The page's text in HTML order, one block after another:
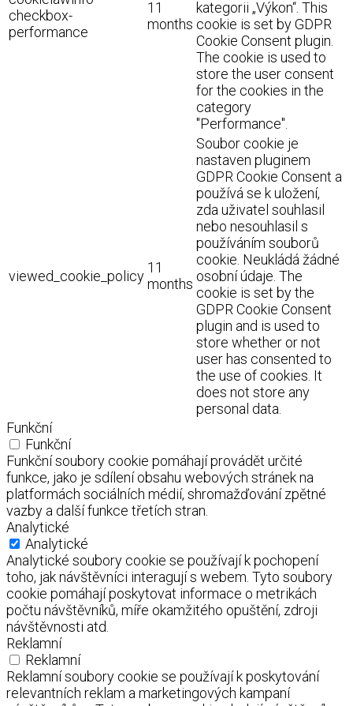
checkbox-
performance
11
months
kategorii „Výkon“. This
cookie is set by GDPR
Cookie Consent plugin.
The cookie is used to
store the user consent
for the cookies in the
category
"Performance".
viewed_cookie_policy
11
months
Soubor cookie je
nastaven pluginem
GDPR Cookie Consent a
používá se k uložení,
zda uživatel souhlasil
nebo nesouhlasil s
používáním souborů
cookie. Neukládá žádné
osobní údaje. The
cookie is set by the
GDPR Cookie Consent
plugin and is used to
store whether or not
user has consented to
the use of cookies. It
does not store any
personal data.
Funkční
Funkční
Funkční soubory cookie pomáhají provádět určité
funkce, jako je sdílení obsahu webových stránek na
platformách sociálních médií, shromažďování zpětné
vazby a další funkce třetích stran.
Analytické
Analytické
Analytické soubory cookie se používají k pochopení
toho, jak návštěvníci interagují s webem. Tyto soubory
cookie pomáhají poskytovat informace o metrikách
počtu návštěvníků, míře okamžitého opuštění, zdroji
návštěvnosti atd.
Reklamní
Reklamní
Reklamní soubory cookie se používají k poskytování
relevantních reklam a marketingových kampaní